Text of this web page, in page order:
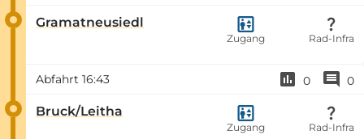
Gramatneusiedl
Zugang Rad-Infra
Abfahrt 16:43 0 0
Bruck/Leitha
Zugang Rad-Infra